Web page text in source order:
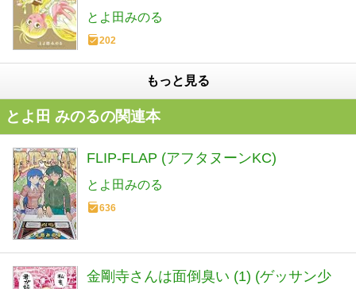
とよ田みのる
202
もっと見る
とよ田 みのるの関連本
FLIP-FLAP (アフタヌーンKC)
とよ田みのる
636
金剛寺さんは面倒臭い (1) (ゲッサン少